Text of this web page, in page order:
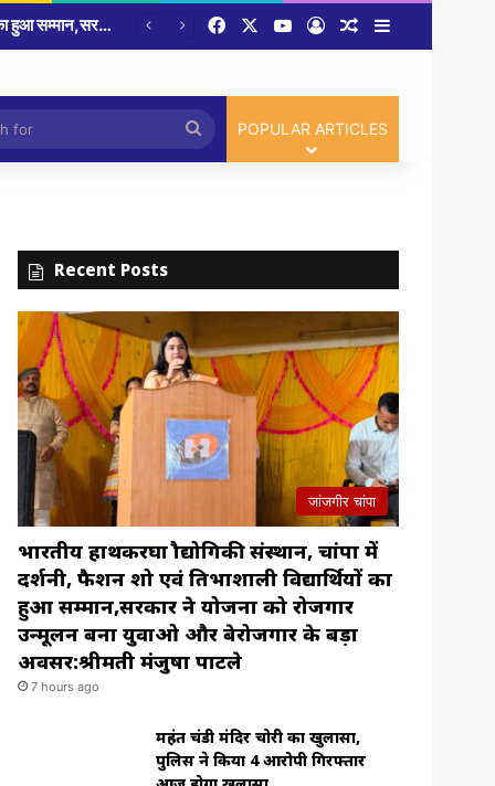
FacebookYouTube
Log InRandom Article
Sidebar
Search
for
POPULAR ARTICLES
Recent Posts
जांजगीर चांपा
भारतीय हाथकरघा प्रौद्योगिकी संस्थान, चांपा में
प्रदर्शनी, फैशन शो एवं प्रतिभाशाली विद्यार्थियों का
हुआ सम्मान,सरकार ने योजना को रोजगार
उन्मूलन बना युवाओ और बेरोजगार के बड़ा
अवसर:श्रीमती मंजुषा पाटले
7 hours ago
महंत चंडी मंदिर चोरी का खुलासा,
पुलिस ने किया 4 आरोपी गिरफ्तार